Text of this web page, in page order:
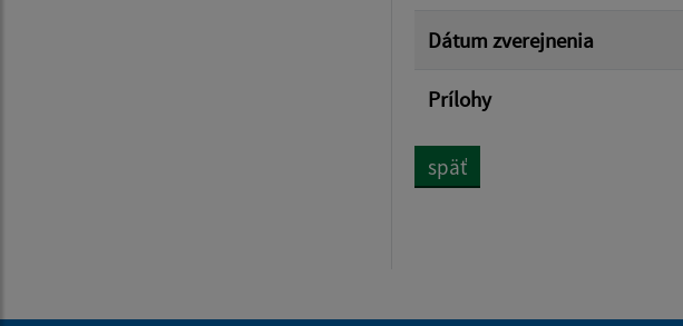
Dátum zverejnenia
Prílohy
späť